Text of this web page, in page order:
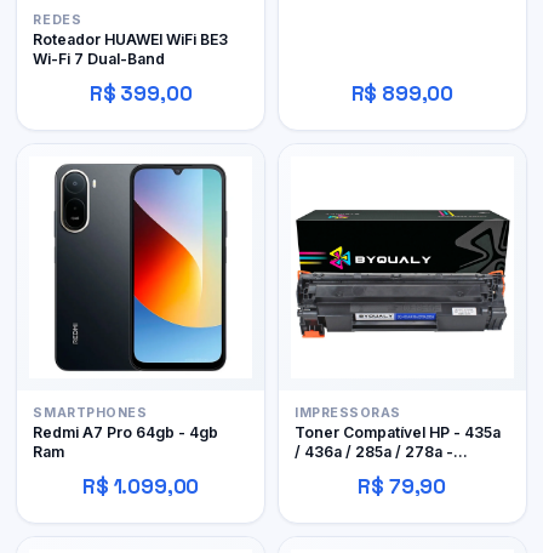
REDES
Roteador HUAWEI WiFi BE3
Wi-Fi 7 Dual-Band
R$ 399,00 R$ 899,00
SMARTPHONES
Redmi A7 Pro 64gb - 4gb
Ram
R$ 1.099,00
IMPRESSORAS
Toner Compatível HP - 435a
/ 436a / 285a / 278a -
R$ 79,90